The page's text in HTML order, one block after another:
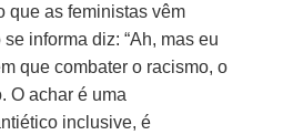
que as feministas vêm
informa diz: “Ah, mas eu
que combater o racismo, o
O achar é uma
inclusive, é